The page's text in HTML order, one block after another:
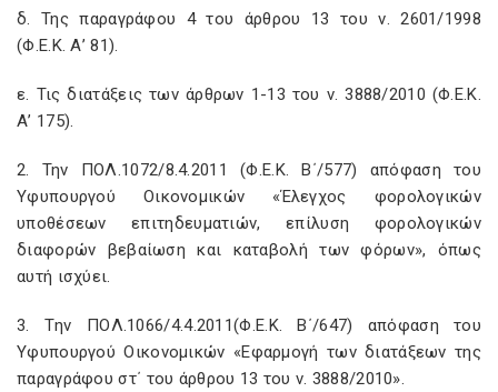
δ. Της παραγράφου 4 του άρθρου 13 του ν. 2601/1998
(Φ.Ε.Κ. Α’ 81).
ε. Τις διατάξεις των άρθρων 1-13 του ν. 3888/2010 (Φ.Ε.Κ.
Α’ 175).
2. Την ΠΟΛ.1072/8.4.2011 (Φ.Ε.Κ. Β΄/577) απόφαση του
Υφυπουργού Οικονομικών «Έλεγχος φορολογικών
υποθέσεων επιτηδευματιών, επίλυση φορολογικών
διαφορών βεβαίωση και καταβολή των φόρων», όπως
αυτή ισχύει.
3. Tην ΠΟΛ.1066/4.4.2011(Φ.Ε.Κ. Β΄/647) απόφαση του
Υφυπουργού Οικονομικών «Εφαρμογή των διατάξεων της
παραγράφου στ΄ του άρθρου 13 του ν. 3888/2010».